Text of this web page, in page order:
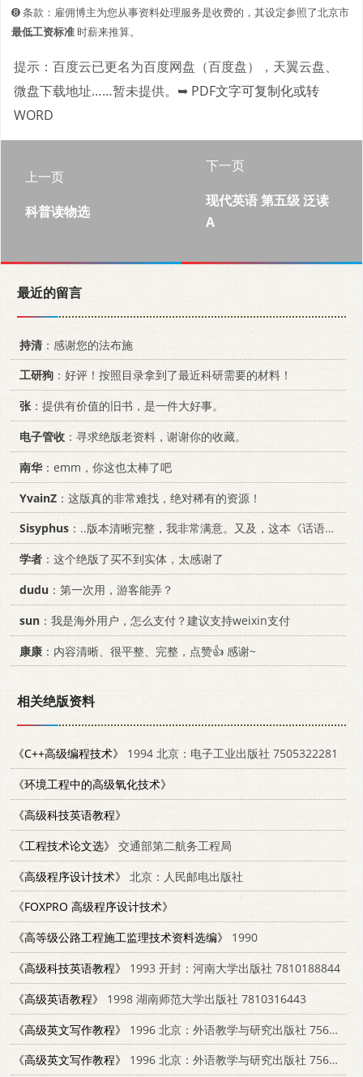
➑ 条款：雇佣博主为您从事资料处理服务是收费的，其设定参照了北京市
最低工资标准时薪来推算。
提示：百度云已更名为百度网盘（百度盘），天翼云盘、
微盘下载地址……暂未提供。 ➥ PDF文字可复制化或转
WORD
上一页
科普读物选
下一页
现代英语 第五级 泛读
A
最近的留言
持清：感谢您的法布施
工研狗 ：好评！按照目录拿到了最近科研需要的材料！
张：提供有价值的旧书，是一件大好事。
电子管收 ：寻求绝版老资料，谢谢你的收藏。
南华：emm，你这也太棒了吧
YvainZ ：这版真的非常难找，绝对稀有的资源！
Sisyphus ：..版本清晰完整，我非常满意。又及，这本《话语的真相》...
学者 ：这个绝版了买不到实体，太感谢了
dudu ：第一次用，游客能弄？
sun ：我是海外用户，怎么支付？建议支持weixin支付
康康 ：内容清晰、很平整、完整，点赞👍 感谢~
相关绝版资料
《C++高级编程技术》
1994 北京：电子工业出版社 7505322281
《环境工程中的高级氧化技术》
《高级科技英语教程》
《工程技术论文选》
交通部第二航务工程局
《高级程序设计技术》
北京：人民邮电出版社
《FOXPRO 高级程序设计技术》
《高等级公路工程施工监理技术资料选编》
1990
《高级科技英语教程》
1993 开封：河南大学出版社 7810188844
《高级英语教程》
1998 湖南师范大学出版社 7810316443
《高级英文写作教程》
1996 北京：外语教学与研究出版社 756001027X
《高级英文写作教程》
1996 北京：外语教学与研究出版社 7560010288